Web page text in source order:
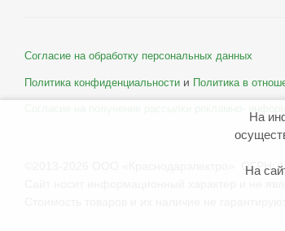
Согласие на обработку персональных данных
Политика конфиденциальности и Политика в
©2013-2026 ООО «Краснодарэлектро» ОГРН:
На
На